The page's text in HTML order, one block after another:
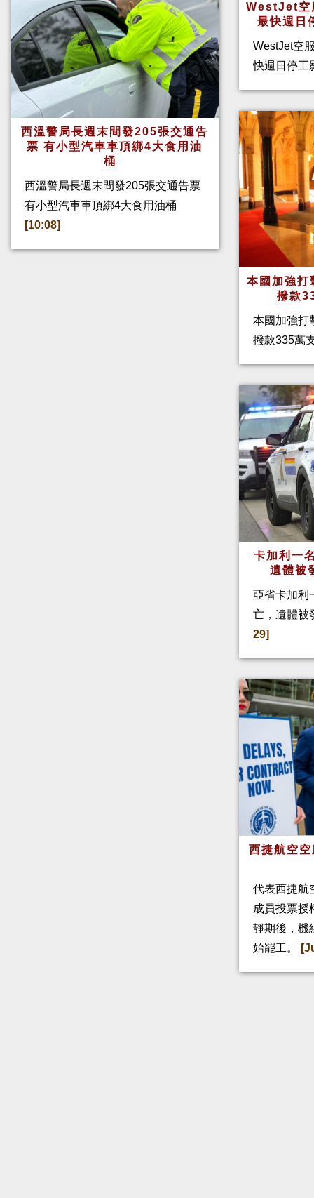
西溫警局長週末間發205張交通告
票 有小型汽車車頂綁4大食用油
桶
西溫警局長週末間發205張交通告票
有小型汽車車頂綁4大食用油桶
[10:08]
WestJet空
最快週日
WestJet空
快週日停工
本國加強打
撥款
本國加強打
撥款335萬
卡加利一
遺體被
亞省卡加利
亡，遺體被
29]
西捷航空
代表西捷航
成員投票授
靜期後，機
始罷工。